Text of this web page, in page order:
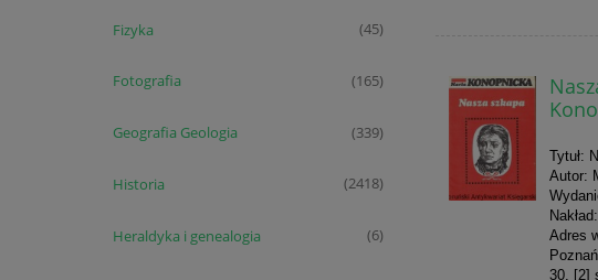
Fizyka (45)
Fotografia (165)
Geografia Geologia (339)
Historia (2418)
Heraldyka i genealogia (6)
Tytuł:
Autor:
Adres
30, [2]